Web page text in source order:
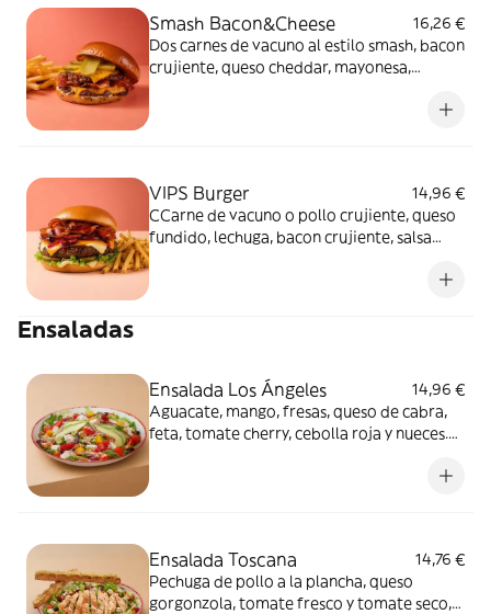
Smash Bacon&Cheese
16,26 €
Dos carnes de vacuno al estilo smash, bacon
crujiente, queso cheddar, mayonesa,
agridulces en pan brioche. Acompañada de
VIPS Burger
14,96 €
CCarne de vacuno o pollo crujiente, queso
fundido, lechuga, bacon crujiente, salsa
pepinillo y salsa baconesa en pan brioche.
Ensaladas
Ensalada Los Ángeles
14,96 €
Aguacate, mango, fresas, queso de cabra,
feta, tomate cherry, cebolla roja y nueces.
Ensalada Toscana
14,76 €
Pechuga de pollo a la plancha, queso
gorgonzola, tomate fresco y tomate seco,